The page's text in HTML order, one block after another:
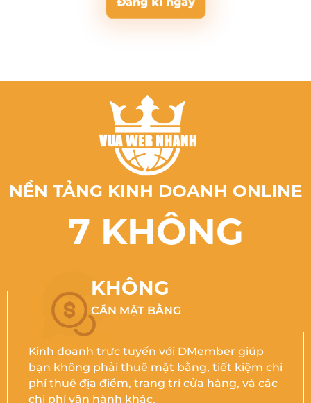
NỀN TẢNG KINH DOANH ONLINE
7 KHÔNG
KHÔNG
CẦN MẶT BẰNG
Kinh doanh trực tuyến với DMember giúp
bạn không phải thuê mặt bằng, tiết kiệm chi
phí thuê địa điểm, trang trí cửa hàng, và các
chi phí vận hành khác.